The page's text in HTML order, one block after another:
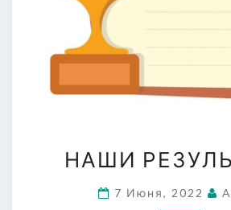
НАШИ
7 Июня, 2022